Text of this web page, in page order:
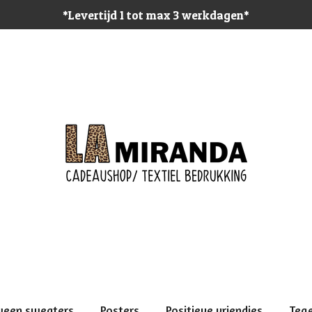
*Levertijd 1 tot max 3 werkdagen*